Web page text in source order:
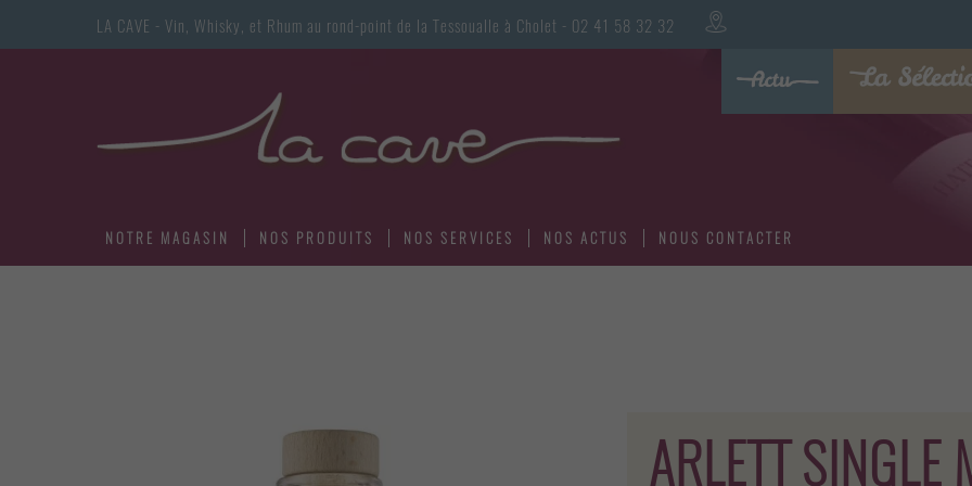
LA CAVE - Vin, Whisky, et Rhum au rond-point de la Tessoualle à Cholet - 02 41 58 32 32
NOTRE MAGASIN NOS PRODUITS NOS SERVICES NOS ACTUS NOUS CONTACTER
ARLETT SINGLE